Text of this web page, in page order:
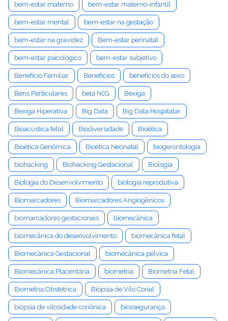
bem-estar materno bem-estar materno-infantil
bem-estar mental bem-estar na gestação
bem-estar na gravidez Bem-estar perinatal
bem-estar psicológico bem-estar subjetivo
Benefício Familiar Benefícios benefícios do sexo
Bens Particulares beta hCG Bexiga
Bexiga Hiperativa Big Data Big Data Hospitalar
Bioacústica fetal Biodiversidade Bioética
Bioética Genômica Bioética Neonatal biogerontologia
biohacking Biohacking Gestacional Biologia
Biologia do Desenvolvimento biologia reprodutiva
Biomarcadores Biomarcadores Angiogênicos
biomarcadores gestacionais biomecânica
biomecânica do desenvolvimento biomecânica fetal
Biomecânica Gestacional biomecânica pélvica
Biomecânica Placentária biometria Biometria Fetal
Biometria Obstétrica Biópsia de Vilo Corial
biópsia de vilosidade coriônica biossegurança